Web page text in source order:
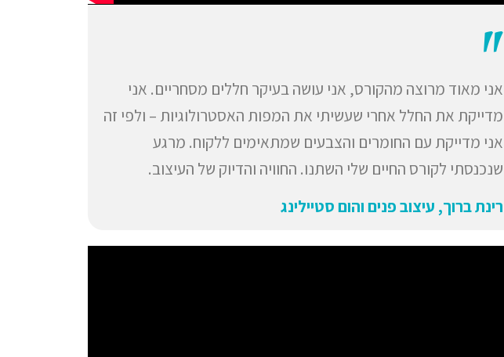
"
אני מאוד מרוצה מהקורס, אני עושה בעיקר חללים מסחריים. אני
מדייקת את החלל אחרי שעשיתי את המפות האסטרולוגיות – ולפי זה
אני מדייקת עם החומרים והצבעים שמתאימים ללקוח. מרגע
שנכנסתי לקורס החיים שלי השתנו. החוויה והדיוק של העיצוב.
רינת ברוך, עיצוב פנים והום סטיילינג